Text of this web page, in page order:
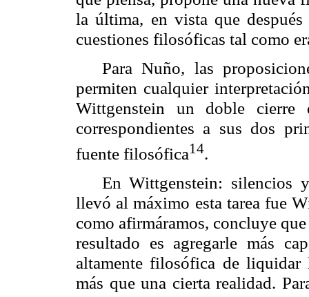
la última, en vista que
cuestiones filosóficas tal como
Para Nuño, las
permiten cualquier
Wittgenstein un doble
correspondientes a sus dos
fuente filosófica14.
En Wittgenstein: silencios
llevó al máximo esta tarea fue
como afirmáramos, concluye
resultado es agregarle más
altamente filosófica de
más que una cierta realidad.